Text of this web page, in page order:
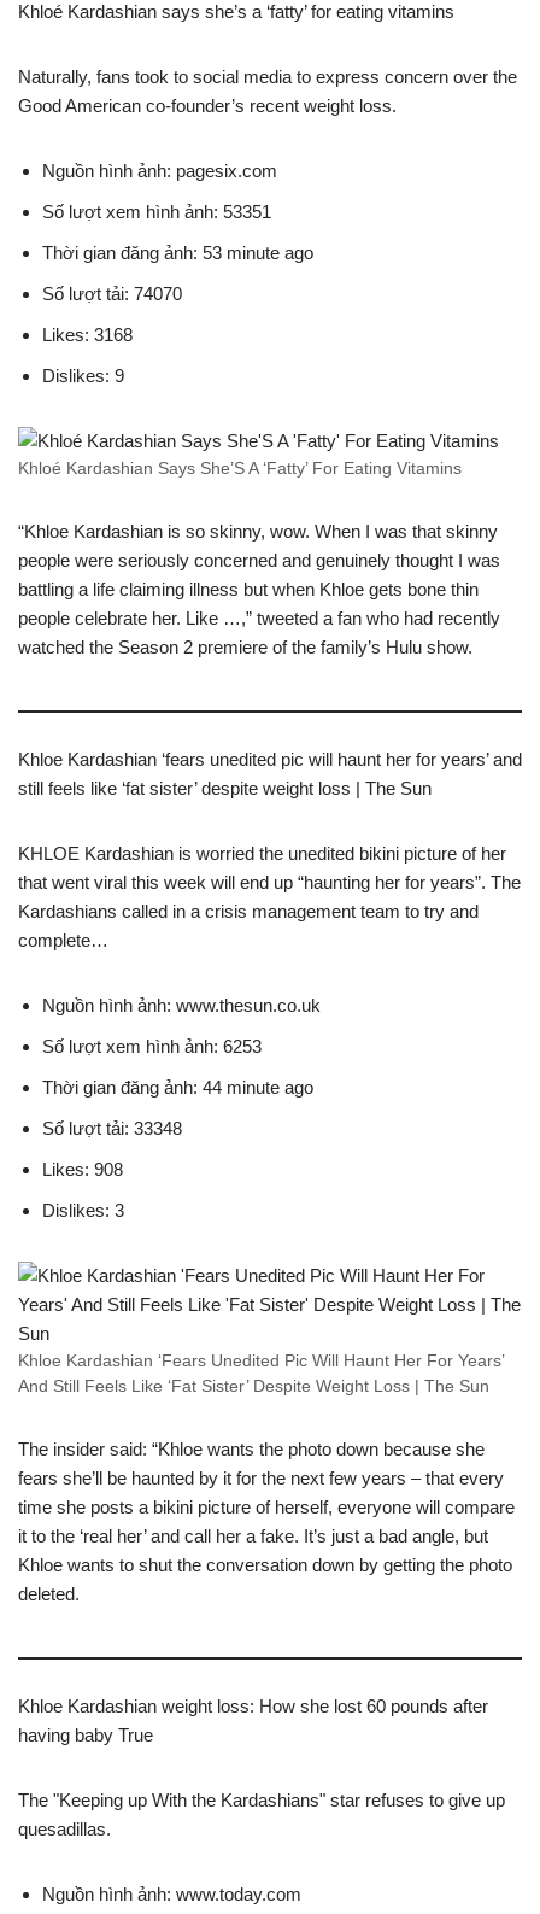
Khloé Kardashian says she’s a ‘fatty’ for eating vitamins
Naturally, fans took to social media to express concern over the
Good American co-founder’s recent weight loss.
Nguồn hình ảnh: pagesix.com
Số lượt xem hình ảnh: 53351
Thời gian đăng ảnh: 53 minute ago
Số lượt tải: 74070
Likes: 3168
Dislikes: 9
Khloé Kardashian Says She’S A ‘Fatty’ For Eating Vitamins
“Khloe Kardashian is so skinny, wow. When I was that skinny
people were seriously concerned and genuinely thought I was
battling a life claiming illness but when Khloe gets bone thin
people celebrate her. Like …,” tweeted a fan who had recently
watched the Season 2 premiere of the family’s Hulu show.
Khloe Kardashian ‘fears unedited pic will haunt her for years’ and
still feels like ‘fat sister’ despite weight loss | The Sun
KHLOE Kardashian is worried the unedited bikini picture of her
that went viral this week will end up “haunting her for years”. The
Kardashians called in a crisis management team to try and
complete…
Nguồn hình ảnh: www.thesun.co.uk
Số lượt xem hình ảnh: 6253
Thời gian đăng ảnh: 44 minute ago
Số lượt tải: 33348
Likes: 908
Dislikes: 3
Khloe Kardashian ‘Fears Unedited Pic Will Haunt Her For Years’
And Still Feels Like ‘Fat Sister’ Despite Weight Loss | The Sun
The insider said: “Khloe wants the photo down because she
fears she’ll be haunted by it for the next few years – that every
time she posts a bikini picture of herself, everyone will compare
it to the ‘real her’ and call her a fake. It’s just a bad angle, but
Khloe wants to shut the conversation down by getting the photo
deleted.
Khloe Kardashian weight loss: How she lost 60 pounds after
having baby True
The "Keeping up With the Kardashians" star refuses to give up
quesadillas.
Nguồn hình ảnh: www.today.com